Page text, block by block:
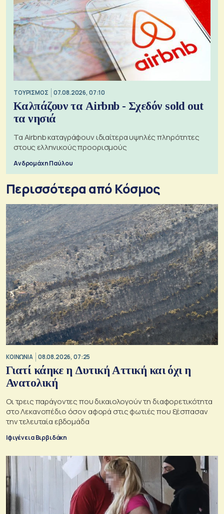
ΤΟΥΡΙΣΜΟΣ 07.08.2026, 07:10
Καλπάζουν τα Airbnb - Σχεδόν sold out
τα νησιά
Τα Airbnb καταγράφουν ιδιαίτερα υψηλές πληρότητες
στους ελληνικούς προορισμούς
Ανδρομάχη Παύλου
Περισσότερα από Κόσμος
ΚΟΙΝΩΝΙΑ 08.08.2026, 07:25
Γιατί κάηκε η Δυτική Αττική και όχι η
Ανατολική
Oι τρεις παράγοντες που δικαιολογούν τη διαφορετικότητα
στο Λεκανοπέδιο όσον αφορά στις φωτιές που ξέσπασαν
την τελευταία εβδομάδα
Ιφιγένεια Βιρβιδάκη